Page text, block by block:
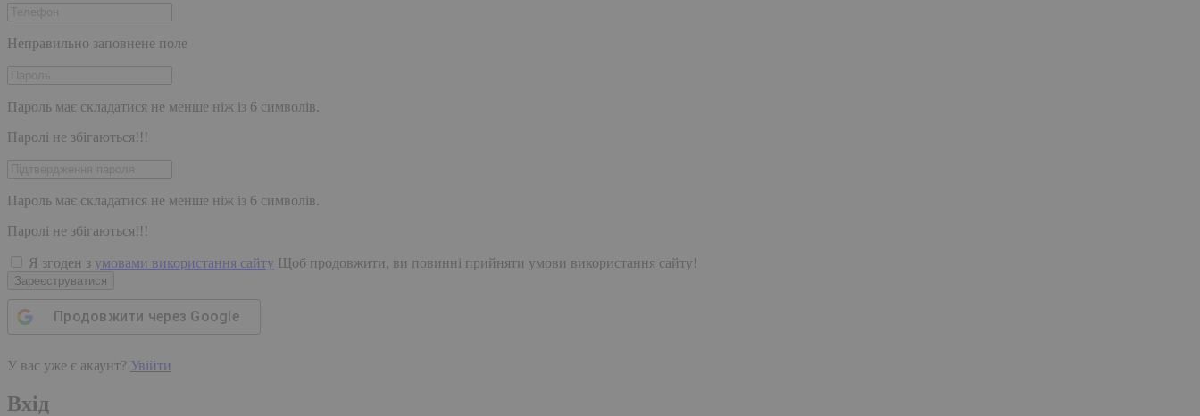
Неправильно заповнене поле
Пароль має складатися не менше ніж із 6 символів.
Паролі не збігаються!!!
Пароль має складатися не менше ніж із 6 символів.
Паролі не збігаються!!!
Я згоден з умовами використання сайту Щоб продовжити, ви повинні прийняти умови використання сайту!
Зареєструватися
Продовжити через Google
У вас уже є акаунт? Увійти
Вхід